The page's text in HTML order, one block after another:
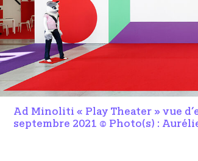
Ad Minoliti « Play Theater » vue
septembre 2021 © Photo(s) :